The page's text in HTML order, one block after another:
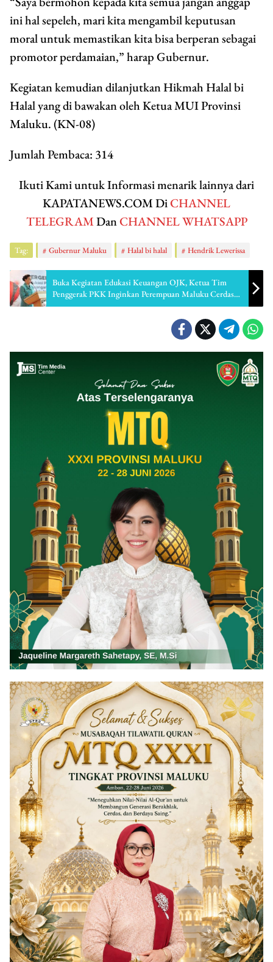
ini hal sepeleh, mari kita mengambil keputusan
moral untuk memastikan kita bisa berperan sebagai
promotor perdamaian,” harap Gubernur.
Kegiatan kemudian dilanjutkan Hikmah Halal bi
Halal yang di bawakan oleh Ketua MUI Provinsi
Maluku. (KN-08)
Jumlah Pembaca: 314
Ikuti Kami untuk Informasi menarik lainnya dari
KAPATANEWS.COM DiCHANNEL
TELEGRAMDanCHANNEL WHATSAPP
Tag: Gubernur Maluku Halal bi halal Hendrik Lewerissa
Buka Kegiatan Edukasi Keuangan OJK, Ketua Tim
Penggerak PKK Inginkan Perempuan Maluku Cerdas
Dan Mandiri.